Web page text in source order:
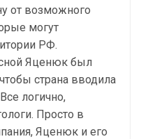
от возможного
могут
РФ.
Яценюк был
страна вводила
логично,
Просто в
Яценюк и его